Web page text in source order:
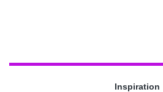
Inspiration